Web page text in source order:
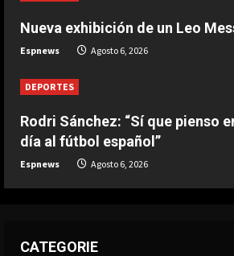
DEPORTES
Nueva exhibición
DEPORTES
La FIFA reitera su
pero reconoce
Nueva exhibición de un Leo
Espnews Agosto 6, 2026
DEPORTES
Rodri Sánchez: “Sí que pienso
día al fútbol español”
Espnews Agosto 6, 2026
CATEGORIE